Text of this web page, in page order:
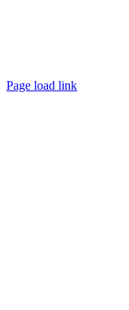
Page load link